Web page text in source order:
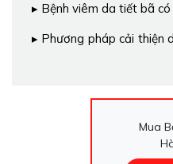
Bệnh viêm da tiết bã có
Phương pháp cải thiện
Mua